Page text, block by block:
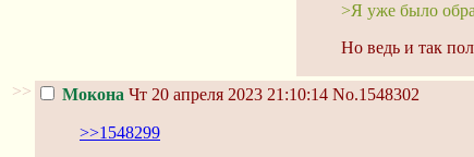
>Я уже было
Но ведь и так
>> Мокона Чт 20 апреля 2023 21:10:14 No.1548302
>>1548299